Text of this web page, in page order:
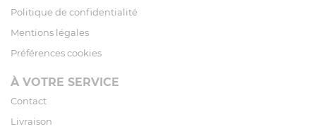
Politique de confidentialité
Mentions légales
Préférences cookies
À VOTRE SERVICE
Contact
Livraison